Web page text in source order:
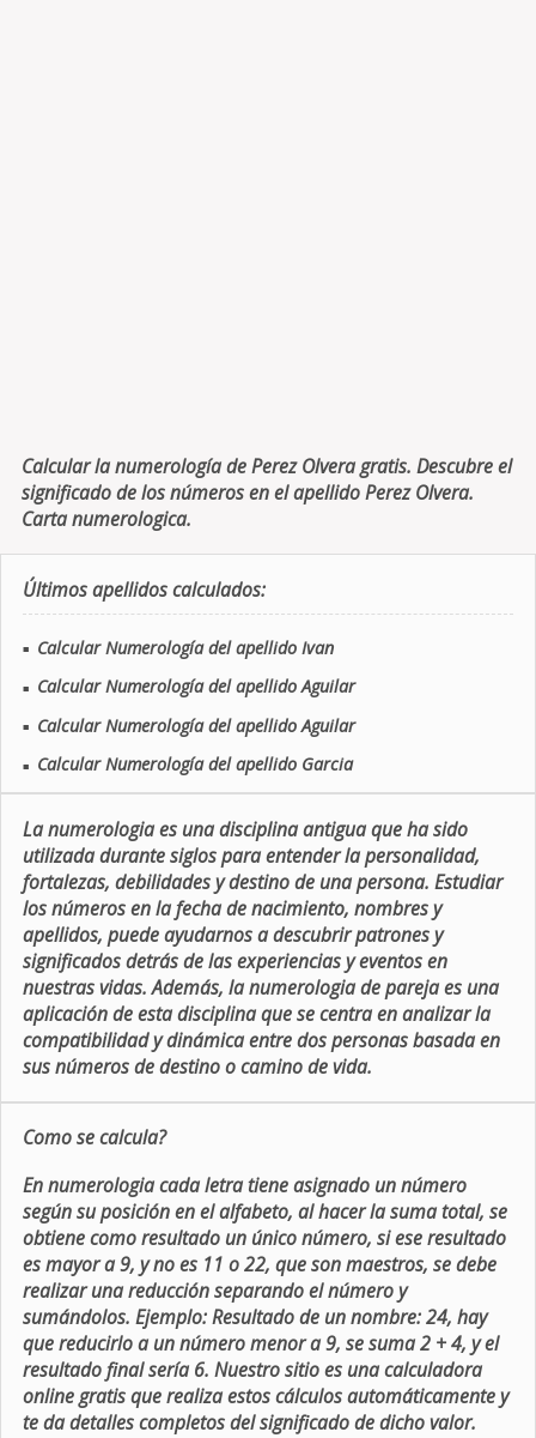
Calcular la numerología de Perez Olvera gratis. Descubre el
significado de los números en el apellido Perez Olvera.
Carta numerologica.
Últimos apellidos calculados:
■ Calcular Numerología del apellido Ivan
■ Calcular Numerología del apellido Aguilar
■ Calcular Numerología del apellido Aguilar
■ Calcular Numerología del apellido Garcia
La numerologia es una disciplina antigua que ha sido
utilizada durante siglos para entender la personalidad,
fortalezas, debilidades y destino de una persona. Estudiar
los números en la fecha de nacimiento, nombres y
apellidos, puede ayudarnos a descubrir patrones y
significados detrás de las experiencias y eventos en
nuestras vidas. Además, la numerologia de pareja es una
aplicación de esta disciplina que se centra en analizar la
compatibilidad y dinámica entre dos personas basada en
sus números de destino o camino de vida.
Como se calcula?
En numerologia cada letra tiene asignado un número
según su posición en el alfabeto, al hacer la suma total, se
obtiene como resultado un único número, si ese resultado
es mayor a 9, y no es 11 o 22, que son maestros, se debe
realizar una reducción separando el número y
sumándolos. Ejemplo: Resultado de un nombre: 24, hay
que reducirlo a un número menor a 9, se suma 2 + 4, y el
resultado final sería 6. Nuestro sitio es una calculadora
online gratis que realiza estos cálculos automáticamente y
te da detalles completos del significado de dicho valor.